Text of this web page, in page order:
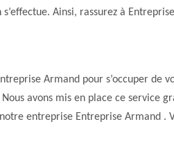
Ainsi, rassurez à
Armand pour s’occuper de
avons mis en place ce service
entreprise Entreprise Armand .